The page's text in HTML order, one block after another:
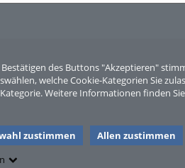
des Buttons "Akzeptieren"
welche Cookie-Kategorien Sie
Weitere Informationen finden
zustimmen
Allen zustimmen